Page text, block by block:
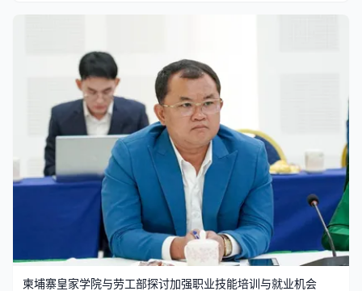
柬埔寨皇家学院与劳工部探讨加强职业技能培训与就业机会